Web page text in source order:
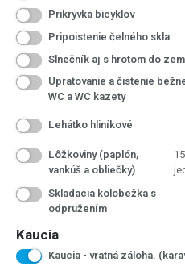
Prikrývka bicyklov
Pripoistenie čelného skla
Slnečník aj s hrotom do
Upratovanie a čistenie
WC a WC kazety
Lehátko hliníkové
Lôžkoviny (paplón,
vankúš a obliečky)
Skladacia kolobežka s
odpružením
Kaucia
Kaucia - vratná záloha.